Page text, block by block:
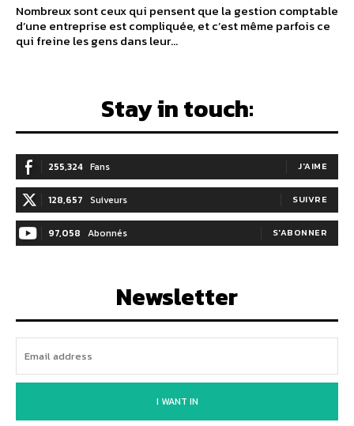
Nombreux sont ceux qui pensent que la gestion comptable
d’une entreprise est compliquée, et c’est même parfois ce
qui freine les gens dans leur...
Stay in touch:
255,324 Fans J'AIME
128,657 Suiveurs SUIVRE
97,058 Abonnés S'ABONNER
Newsletter
I WANT IN